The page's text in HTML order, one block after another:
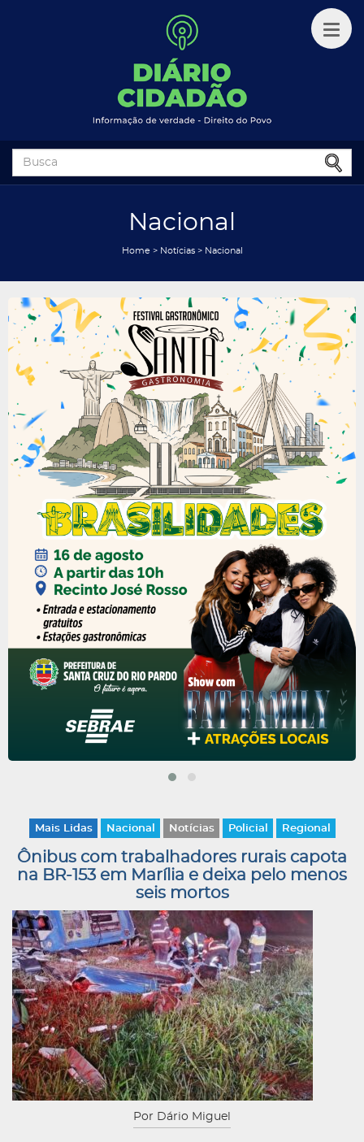
Nacional
Home> Notícias> Nacional
Mais Lidas Nacional Notícias Policial Regional
Ônibus com trabalhadores rurais capota
na BR-153 em Marília e deixa pelo menos
seis mortos
Por Dário Miguel